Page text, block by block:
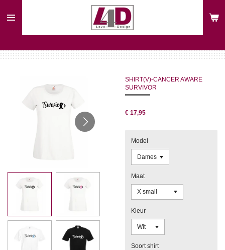
direct
hoofdinhoud
SHIRT(V)-CANCER AWARE
SURVIVOR
€ 17,95
Model
Maat
Kleur
Soort shirt